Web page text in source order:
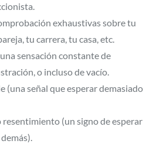
exhaustivas sobre tu
tu carrera, tu casa, etc.
sensación constante de
o incluso de vacío.
(una señal que esperar demasiado
resentimiento (un signo de esperar